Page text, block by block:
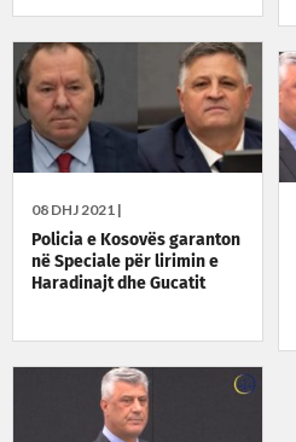
08 DHJ 2021 |
Policia e Kosovës garanton
në Speciale për lirimin e
Haradinajt dhe Gucatit